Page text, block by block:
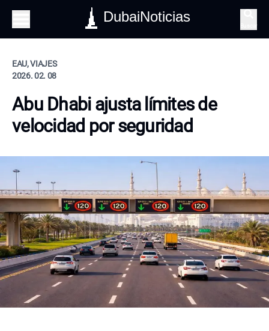
DubaiNoticias
EAU, VIAJES
2026. 02. 08
Abu Dhabi ajusta límites de
velocidad por seguridad